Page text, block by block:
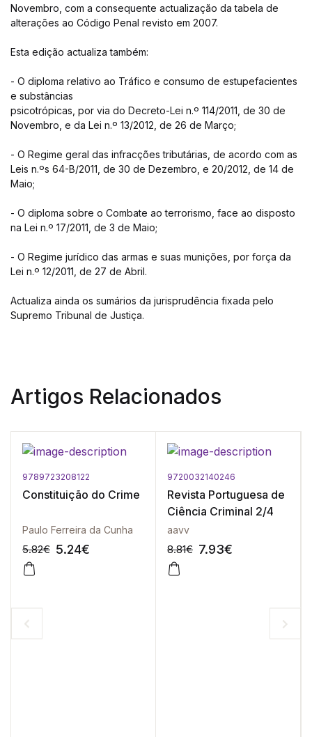
Novembro, com a consequente actualização da tabela de
alterações ao Código Penal revisto em 2007.
Esta edição actualiza também:
- O diploma relativo ao Tráfico e consumo de estupefacientes
e substâncias
psicotrópicas, por via do Decreto-Lei n.º 114/2011, de 30 de
Novembro, e da Lei n.º 13/2012, de 26 de Março;
- O Regime geral das infracções tributárias, de acordo com as
Leis n.ºs 64-B/2011, de 30 de Dezembro, e 20/2012, de 14 de
Maio;
- O diploma sobre o Combate ao terrorismo, face ao disposto
na Lei n.º 17/2011, de 3 de Maio;
- O Regime jurídico das armas e suas munições, por força da
Lei n.º 12/2011, de 27 de Abril.
Actualiza ainda os sumários da jurisprudência fixada pelo
Supremo Tribunal de Justiça.
Artigos Relacionados
9789723208122
Constituição do Crime
Paulo Ferreira da Cunha
5.82€ 5.24€
-10%
9720032140246
Revista Portuguesa de
Ciência Criminal 2/4
aavv
8.81€ 7.93€